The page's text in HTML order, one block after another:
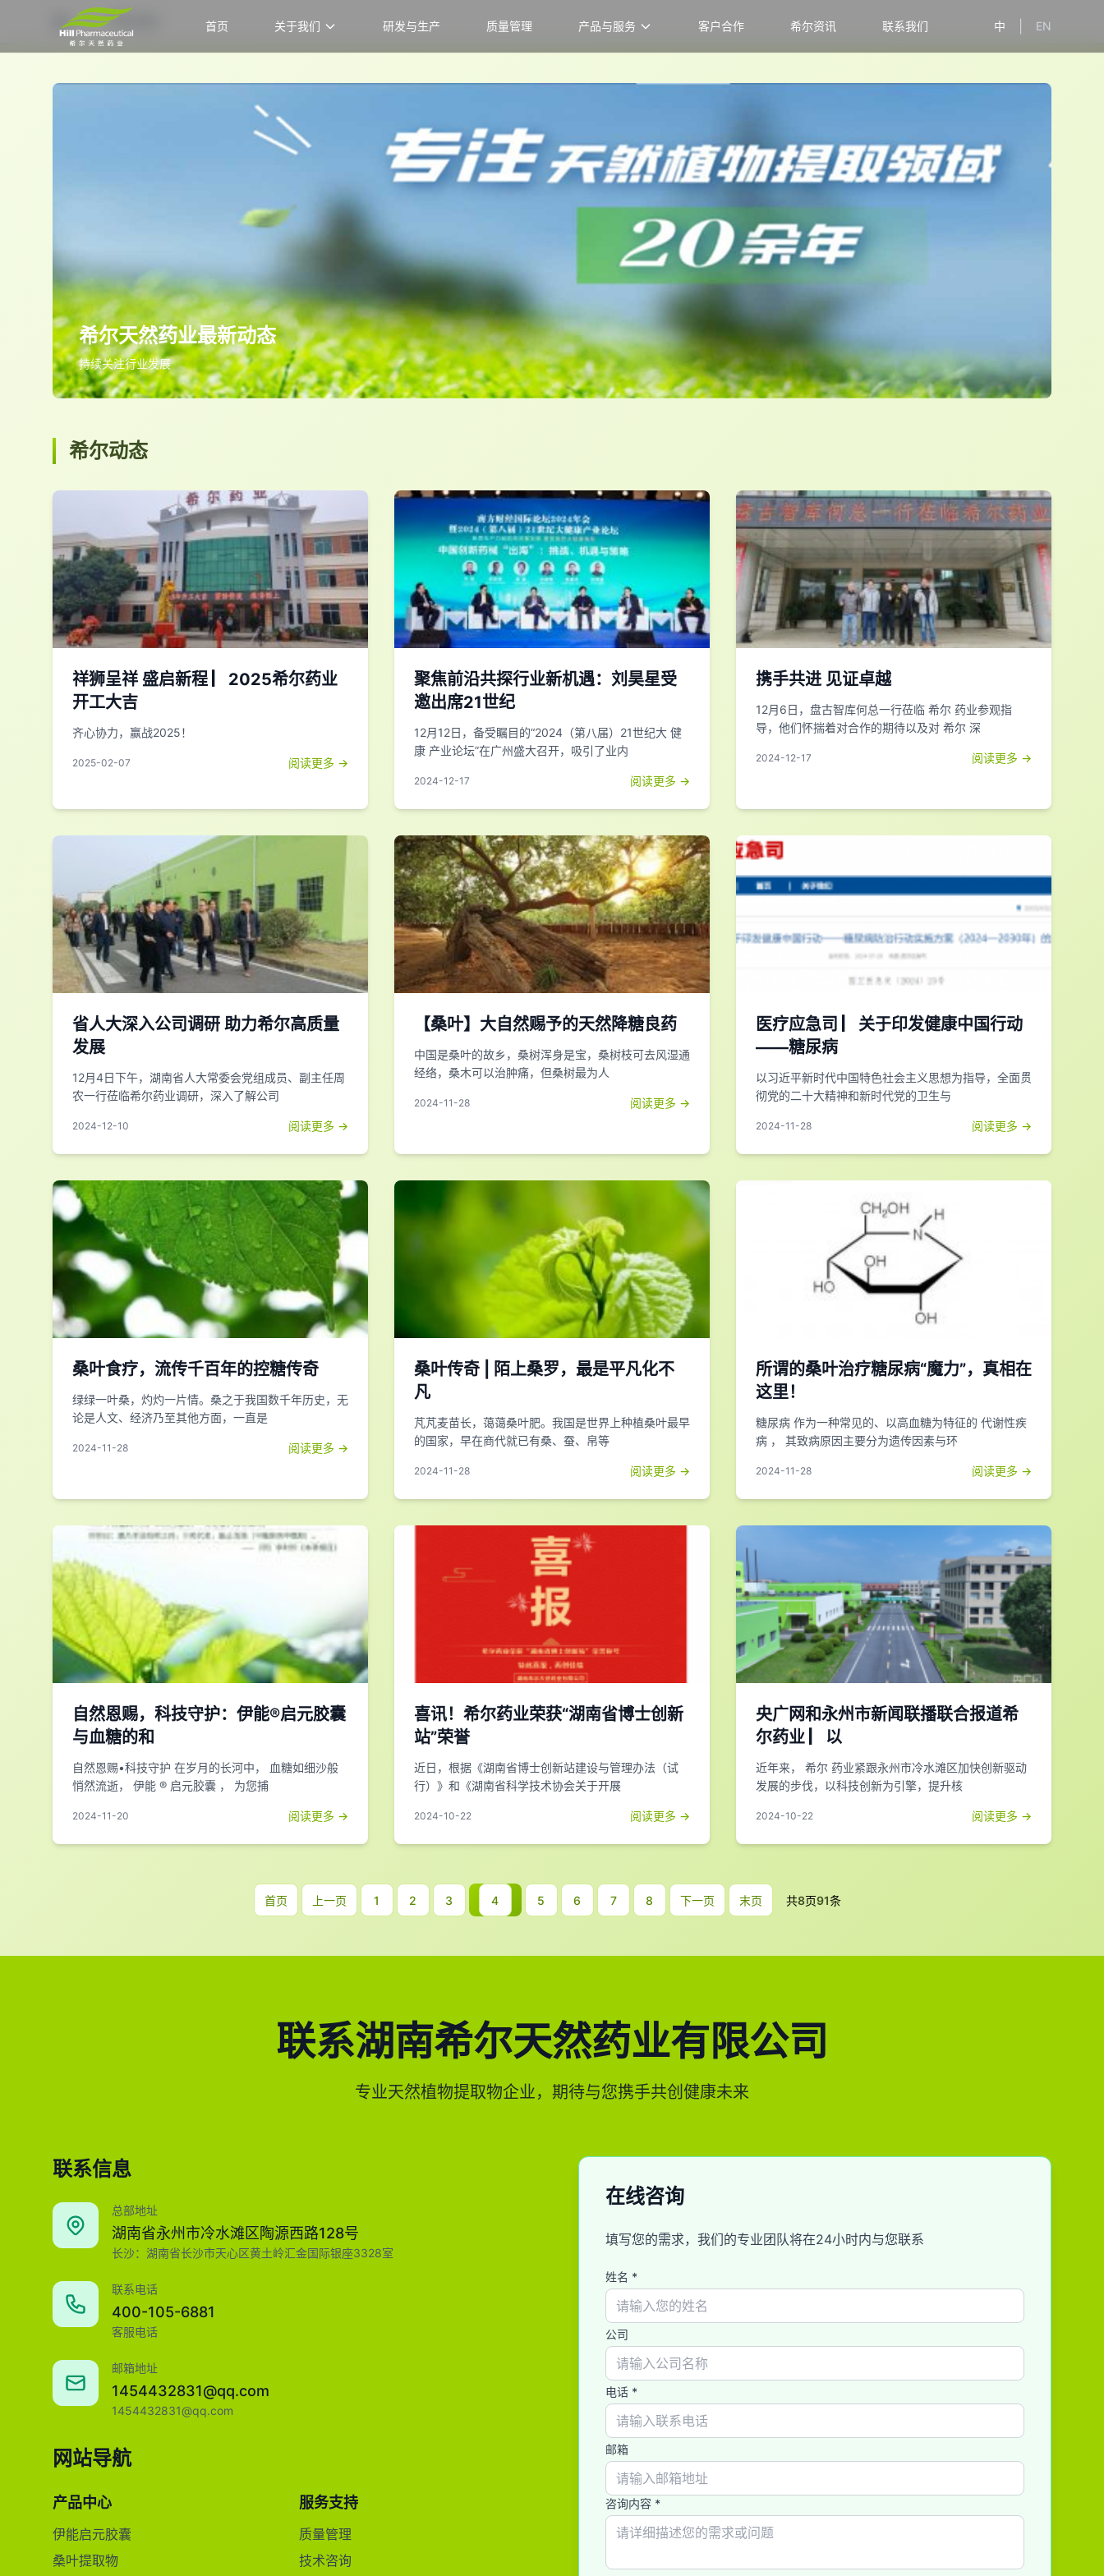
首页 关于我们 研发与生产 质量管理 产品与服务 客户合作 希尔资讯 联系我们 中 EN
首页
希尔动态
希尔天然药业最新动态
持续关注行业发展
希尔动态
祥狮呈祥 盛启新程 ▏2025希尔药业
开工大吉
齐心协力，赢战2025！
2025-02-07 阅读更多 →
聚焦前沿共探行业新机遇：刘昊星受
邀出席21世纪
12月12日，备受瞩目的“2024（第八届）21世纪大 健
康 产业论坛”在广州盛大召开，吸引了业内
2024-12-17 阅读更多 →
携手共进 见证卓越
12月6日，盘古智库何总一行莅临 希尔 药业参观指
导，他们怀揣着对合作的期待以及对 希尔 深
2024-12-17 阅读更多 →
省人大深入公司调研 助力希尔高质量
发展
12月4日下午，湖南省人大常委会党组成员、副主任周
农一行莅临希尔药业调研，深入了解公司
2024-12-10 阅读更多 →
【桑叶】大自然赐予的天然降糖良药
中国是桑叶的故乡，桑树浑身是宝，桑树枝可去风湿通
经络，桑木可以治肿痛，但桑树最为人
2024-11-28 阅读更多 →
医疗应急司 ▏关于印发健康中国行动
——糖尿病
以习近平新时代中国特色社会主义思想为指导，全面贯
彻党的二十大精神和新时代党的卫生与
2024-11-28 阅读更多 →
桑叶食疗，流传千百年的控糖传奇
绿绿一叶桑，灼灼一片情。桑之于我国数千年历史，无
论是人文、经济乃至其他方面，一直是
2024-11-28 阅读更多 →
桑叶传奇 | 陌上桑罗，最是平凡化不
凡
芃芃麦苗长，蔼蔼桑叶肥。我国是世界上种植桑叶最早
的国家，早在商代就已有桑、蚕、帛等
2024-11-28 阅读更多 →
所谓的桑叶治疗糖尿病“魔力”，真相在
这里！
糖尿病 作为一种常见的、以高血糖为特征的 代谢性疾
病 ， 其致病原因主要分为遗传因素与环
2024-11-28 阅读更多 →
自然恩赐，科技守护：伊能®启元胶囊
与血糖的和
自然恩赐•科技守护 在岁月的长河中， 血糖如细沙般
悄然流逝， 伊能 ® 启元胶囊 ， 为您捕
2024-11-20 阅读更多 →
喜讯！希尔药业荣获“湖南省博士创新
站”荣誉
近日，根据《湖南省博士创新站建设与管理办法（试
行）》和《湖南省科学技术协会关于开展
2024-10-22 阅读更多 →
央广网和永州市新闻联播联合报道希
尔药业 ▏以
近年来， 希尔 药业紧跟永州市冷水滩区加快创新驱动
发展的步伐，以科技创新为引擎，提升核
2024-10-22 阅读更多 →
首页 上一页 1 2 3 4 5 6 7 8 下一页 末页 共8页91条
联系湖南希尔天然药业有限公司
专业天然植物提取物企业，期待与您携手共创健康未来
联系信息
总部地址
湖南省永州市冷水滩区陶源西路128号
长沙：湖南省长沙市天心区黄土岭汇金国际银座3328室
联系电话
400-105-6881
客服电话
邮箱地址
1454432831@qq.com
1454432831@qq.com
网站导航
产品中心
伊能启元胶囊
桑叶提取物
服务支持
质量管理
技术咨询
在线咨询
填写您的需求，我们的专业团队将在24小时内与您联系
姓名 *
公司
电话 *
邮箱
咨询内容 *